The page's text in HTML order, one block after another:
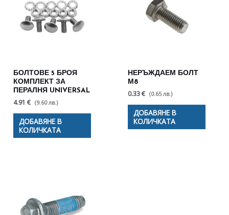
БОЛТОВЕ 5 БРОЯ
КОМПЛЕКТ ЗА
ПЕРАЛНЯ UNIVERSAL
4.91 € (9.60 лв.)
ДОБАВЯНЕ В
КОЛИЧКАТА
НЕРЪЖДАЕМ БОЛТ
М8
0.33 € (0.65 лв.)
ДОБАВЯНЕ В
КОЛИЧКАТА